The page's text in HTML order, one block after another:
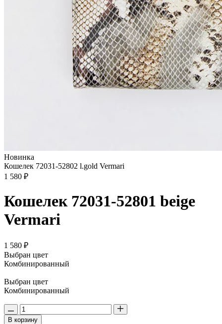
Новинка
Кошелек 72031-52802 l.gold Vermari
1 580 ₽
Кошелек 72031-52801 beige
Vermari
1 580 ₽
Выбран цвет
Комбинированный
Выбран цвет
Комбинированный
В корзину